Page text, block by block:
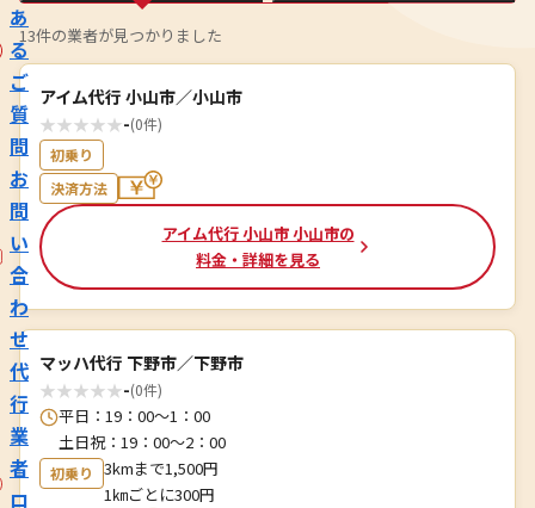
あ
る
ご
質
問
お
問
い
合
わ
せ
代
行
業
者
ロ
13件の業者が見つかりました
アイム代行 小山市／小山市
★★★★★-(0件)
初乗り
決済方法
アイム代行 小山市 小山市の
料金・詳細を見る
マッハ代行 下野市／下野市
★★★★★-(0件)
平日：19：00～1：00
土日祝：19：00～2：00
初乗り
3kmまで1,500円
1㎞ごとに300円